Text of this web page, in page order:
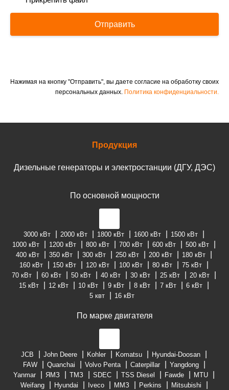
Отправить
Нажимая на кнопку "Отправить", вы даете согласие на обработку своих
персональных данных. Политика конфиденциальности.
Продукция
Дизельные генераторы и электростанции (ДГУ, ДЭС)
По основной мощности
3000 кВт 2000 кВт 1800 кВт 1600 кВт
1500 кВт
1000 кВт
1200 кВт 800 кВт 700 кВт 600 кВт
500 кВт
400 кВт
350 кВт 300 кВт 250 кВт 200 кВт
180 кВт
160 кВт
150 кВт 120 кВт 100 кВт 80 кВт
75 кВт
70 кВт
60 кВт 50 кВт 40 кВт 30 кВт 25 кВт
20 кВт
15 кВт
12 кВт 10 кВт 9 кВт 8 кВт 7 кВт
6 кВт
5 квт
16 кВт
По марке двигателя
JCB John Deere Kohler Komatsu
Hyundai-Doosan
FAW
Quanchai Volvo Penta Caterpillar
Yangdong
Yanmar
ЯМЗ ТМЗ SDEC TSS Diesel Fawde
MTU
Weifang
Hyundai Iveco ММЗ Perkins
Mitsubishi